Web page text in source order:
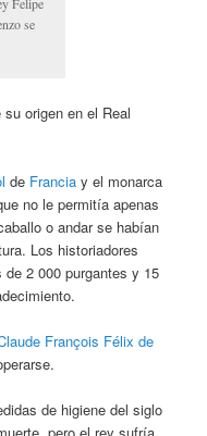
se
su origen en el Real
de Francia y el monarca
no le permitía apenas
o andar se habían
Los historiadores
2 000 purgantes y 15
François Félix de
de higiene del siglo